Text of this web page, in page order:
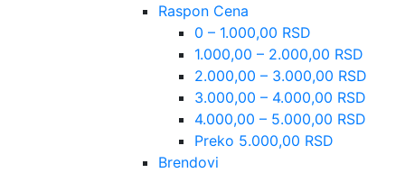
Raspon Cena
0 – 1.000,00 RSD
1.000,00 – 2.000,00 RSD
2.000,00 – 3.000,00 RSD
3.000,00 – 4.000,00 RSD
4.000,00 – 5.000,00 RSD
Preko 5.000,00 RSD
Brendovi